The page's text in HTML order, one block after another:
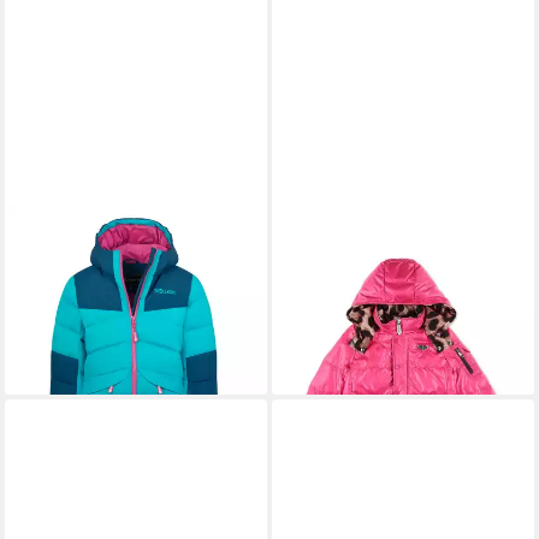
TROLLKIDSWinterjacke
Narvik Wattiert
89,95 €
630,00 € UVP1.200,00 €